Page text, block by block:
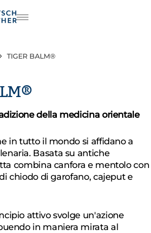
FRTIGER BALM®
della medicina orientale
in tutto il mondo si affidano a
Basata su antiche
combina canfora e mentolo con
chiodo di garofano, cajeput e
attivo svolge un'azione
in maniera mirata al